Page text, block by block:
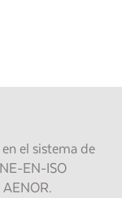
el sistema de
EN-ISO